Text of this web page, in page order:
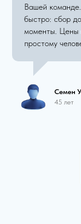
Вашей
быстро: сбор
моменты. Цены
простому
Семен
45 лет